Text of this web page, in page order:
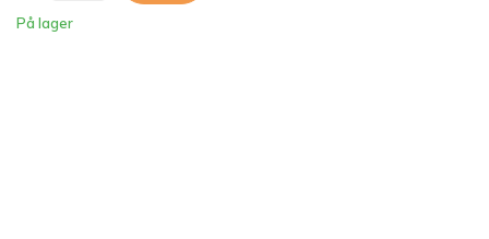
På lager